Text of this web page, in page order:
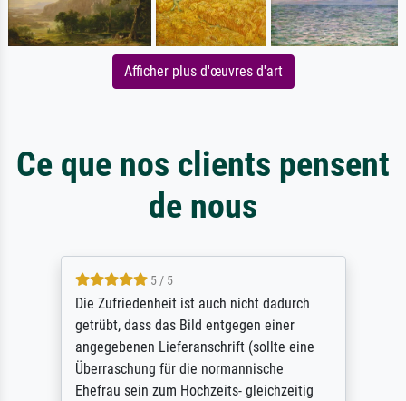
Afficher plus d'œuvres d'art
Ce que nos clients pensent
de nous
5 / 5
Die Zufriedenheit ist auch nicht dadurch
getrübt, dass das Bild entgegen einer
angegebenen Lieferanschrift (sollte eine
Überraschung für die normannische
Ehefrau sein zum Hochzeits- gleichzeitig